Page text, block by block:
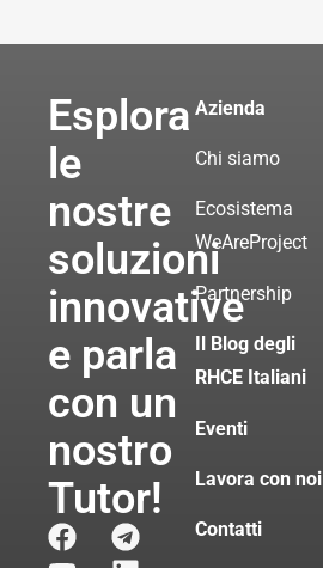
Esplora
le
nostre
soluzioni
innovative
e parla
con un
nostro
Tutor!
Azienda
Chi siamo
Ecosistema
WeAreProject
Partnership
Il Blog degli
RHCE Italiani
Eventi
Lavora con noi
Contatti